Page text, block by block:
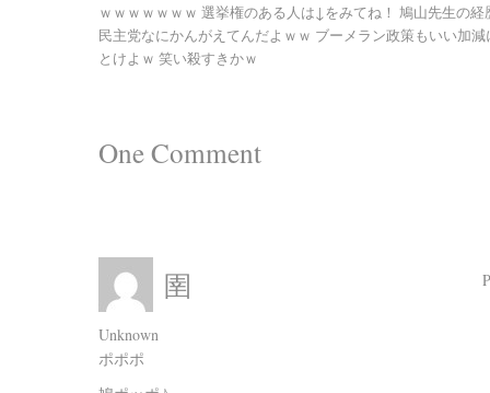
ｗｗｗｗｗｗｗ 選挙権のある人は↓をみてね！ 鳩山先生の経
民主党なにかんがえてんだよｗｗ ブーメラン政策もいい加減
とけよｗ 笑い殺すきかｗ
OneComment
圉
Unknown
ポポポ